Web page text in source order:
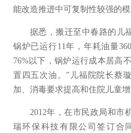
能改造推进中可复制性较强的模
据悉，搬迁至中春路的儿
锅炉已运行11年，年耗油量
76%以下，锅炉运行成本居高
置四五次油。”儿福院院长蔡
加、消毒要求提高和住院儿童
2012年，在市民政局和市
瑞环保科技有限公司签订合